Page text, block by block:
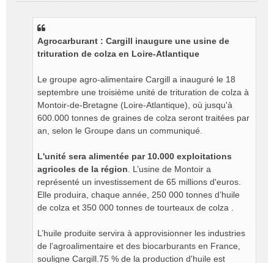
Agrocarburant : Cargill inaugure une usine de
trituration de colza en Loire-Atlantique
Le groupe agro-alimentaire Cargill a inauguré le 18
septembre une troisième unité de trituration de colza à
Montoir-de-Bretagne (Loire-Atlantique), où jusqu'à
600.000 tonnes de graines de colza seront traitées par
an, selon le Groupe dans un communiqué.
L'unité sera alimentée par 10.000 exploitations
agricoles de la région . L’usine de Montoir a
représenté un investissement de 65 millions d'euros.
Elle produira, chaque année, 250 000 tonnes d’huile
de colza et 350 000 tonnes de tourteaux de colza .
L’huile produite servira à approvisionner les industries
de l’agroalimentaire et des biocarburants en France,
souligne Cargill.75 % de la production d'huile est